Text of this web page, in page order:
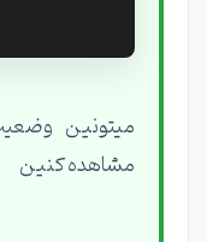
مشاهده کنین